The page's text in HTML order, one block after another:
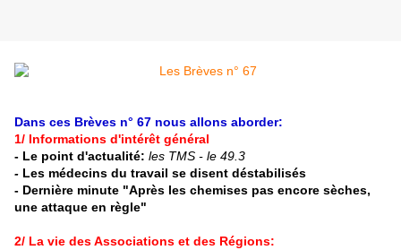
Dans ces Brèves n° 67 nous allons aborder:
1/ Informations d'intérêt général
- Le point d'actualité: les TMS - le 49.3
- Les médecins du travail se disent déstabilisés
- Dernière minute "Après les chemises pas encore sèches,
une attaque en règle"
2/ La vie des Associations et des Régions: